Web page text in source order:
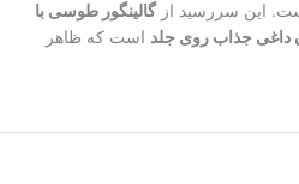
این سررسید ازگالینگور طوسی با
داغی جذاب روی جلد است که ظاهر